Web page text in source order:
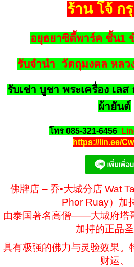
ร้าน โจ้ กรุ
อยุธยาซิตี้พาร์ค ชั้น1
รับจำนำ วัตถุมงคล หลว
รับเช่า บูชา พระเครื่อง เล
ผ้ายันต์
โทร 085-321-6456
https://lin.ee/
佛牌店 – 乔•大城分店 Wat
Phor Ruay）加
由泰国著名高僧——大城府塔
加持的正品圣
具有极强的佛力与灵验效果。
财运、